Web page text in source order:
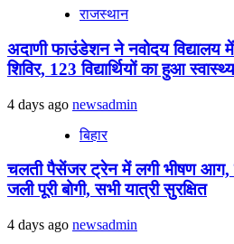
राजस्थान
अदाणी फाउंडेशन ने नवोदय विद्यालय
शिविर, 123 विद्यार्थियों का हुआ
4 days ago newsadmin
बिहार
चलती पैसेंजर ट्रेन में लगी भीषण
जली पूरी बोगी, सभी यात्री सुरक्षित
4 days ago newsadmin